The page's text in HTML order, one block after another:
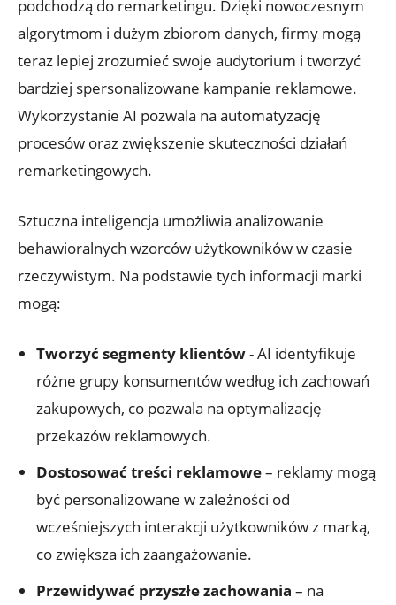
podchodzą do remarketingu. Dzięki nowoczesnym
algorytmom i ‌dużym ‍zbiorom danych, firmy mogą
teraz lepiej ‌zrozumieć swoje audytorium i tworzyć
bardziej spersonalizowane​ kampanie reklamowe.
Wykorzystanie AI pozwala na automatyzację
procesów oraz zwiększenie skuteczności działań⁣
remarketingowych.
Sztuczna inteligencja ⁢umożliwia analizowanie
behawioralnych wzorców użytkowników w⁤ czasie
rzeczywistym. ⁢Na podstawie tych informacji marki
mogą:
Tworzyć‌ segmenty klientów⁢- ⁤AI identyfikuje
różne grupy konsumentów według ich zachowań
zakupowych, co pozwala na optymalizację
przekazów ‍reklamowych.
Dostosować treści reklamowe– reklamy mogą
być personalizowane⁢ w ⁤zależności​ od‍
wcześniejszych interakcji użytkowników z marką,
co zwiększa ich zaangażowanie.
Przewidywać przyszłe zachowania – na